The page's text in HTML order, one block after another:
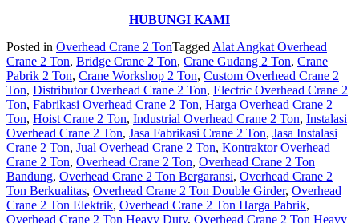
HUBUNGI KAMI
Posted in Overhead Crane 2 TonTagged Alat Angkat Overhead
Crane 2 Ton, Bridge Crane 2 Ton, Crane Gudang 2 Ton, Crane
Pabrik 2 Ton, Crane Workshop 2 Ton, Custom Overhead Crane 2
Ton, Distributor Overhead Crane 2 Ton, Electric Overhead Crane 2
Ton, Fabrikasi Overhead Crane 2 Ton, Harga Overhead Crane 2
Ton, Hoist Crane 2 Ton, Industrial Overhead Crane 2 Ton, Instalasi
Overhead Crane 2 Ton, Jasa Fabrikasi Crane 2 Ton, Jasa Instalasi
Crane 2 Ton, Jual Overhead Crane 2 Ton, Kontraktor Overhead
Crane 2 Ton, Overhead Crane 2 Ton, Overhead Crane 2 Ton
Bandung, Overhead Crane 2 Ton Bergaransi, Overhead Crane 2
Ton Berkualitas, Overhead Crane 2 Ton Double Girder, Overhead
Crane 2 Ton Elektrik, Overhead Crane 2 Ton Harga Pabrik,
Overhead Crane 2 Ton Heavy Duty, Overhead Crane 2 Ton Heavy